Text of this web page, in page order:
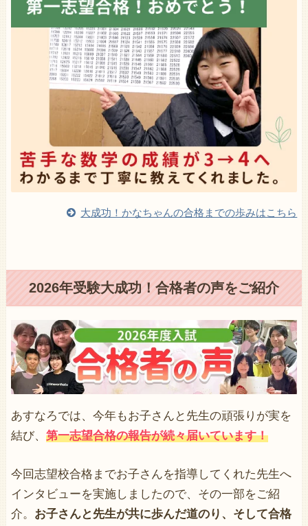
大成功！かなちゃんの合格までの歩みはこちら
2026年受験大成功！合格者の声をご紹介
あすなろでは、今年もお子さんと先生の頑張りが実を
結び、 第一志望合格の報告が続々届いています！
今回志望校合格までお子さんを指導してくれた先生へ
インタビューを実施しましたので、その一部をご紹
介。 お子さんと先生が共に歩んだ道のり、そして合格